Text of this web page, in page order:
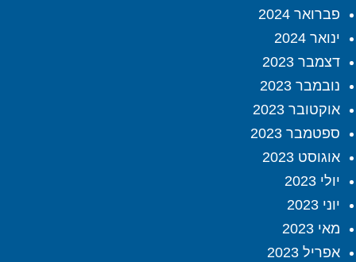
פברואר 2024
ינואר 2024
דצמבר 2023
נובמבר 2023
אוקטובר 2023
ספטמבר 2023
אוגוסט 2023
יולי 2023
יוני 2023
מאי 2023
אפריל 2023